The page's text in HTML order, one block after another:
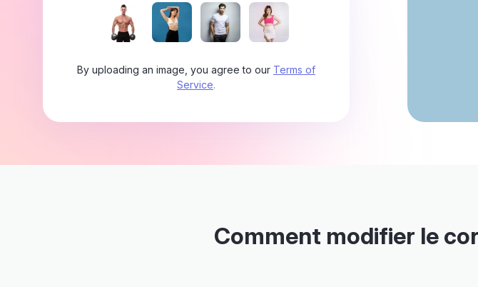
By uploading an image, you agree to our Terms of
Service
Comment modifier le